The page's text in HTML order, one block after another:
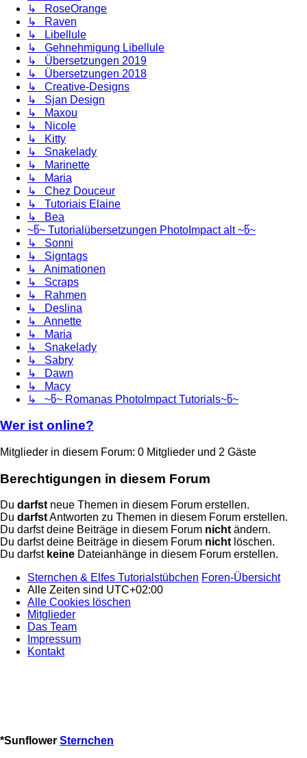
↳ RoseOrange
↳ Raven
↳ Libellule
↳ Gehnehmigung Libellule
↳ Übersetzungen 2019
↳ Übersetzungen 2018
↳ Creative-Designs
↳ Sjan Design
↳ Maxou
↳ Nicole
↳ Kitty
↳ Snakelady
↳ Marinette
↳ Maria
↳ Chez Douceur
↳ Tutoriais Elaine
↳ Bea
~წ~ Tutorialübersetzungen PhotoImpact alt ~წ~
↳ Sonni
↳ Signtags
↳ Animationen
↳ Scraps
↳ Rahmen
↳ Deslina
↳ Annette
↳ Maria
↳ Snakelady
↳ Sabry
↳ Dawn
↳ Macy
↳ ~წ~ Romanas PhotoImpact Tutorials~წ~
Wer ist online?
Mitglieder in diesem Forum: 0 Mitglieder und 2 Gäste
Berechtigungen in diesem Forum
Du darfstneue Themen in diesem Forum erstellen.
Du darfstAntworten zu Themen in diesem Forum erstellen.
Du darfst deine Beiträge in diesem Forum nichtändern.
Du darfst deine Beiträge in diesem Forum nichtlöschen.
Du darfst keine Dateianhänge in diesem Forum erstellen.
Sternchen & Elfes Tutorialstübchen Foren-Übersicht
Alle Zeiten sind UTC+02:00
Alle Cookies löschen
Mitglieder
Das Team
Impressum
Kontakt
*Sunflower Sternchen